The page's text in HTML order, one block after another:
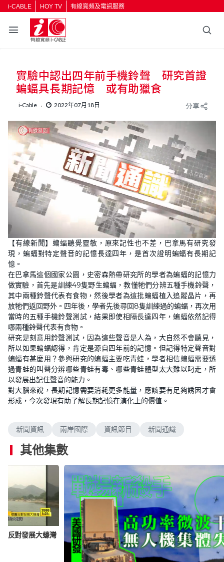
i-CABLE HOY TV 有線寬頻及電訊服務
實驗中認出四年前手機鈴聲 研究首證
蝙蝠具長期記憶 或有助獵食
i-Cable 2022年07月18日 分享
n
m
u
t
o
a
d
e
2
9
.
3
6
%
【有線新聞】蝙蝠聽覺靈敏，原來記性也不差，巴拿馬有研究發
現，蝙蝠對特定聲音的記憶長達四年，是首次證明蝙蝠有長期記
憶。
在巴拿馬這個國家公園，史密森熱帶研究所的學者為蝙蝠的記憶力
做實驗，首先是訓練49隻野生蝙蝠，教懂牠們分辨五種手機鈴聲，
其中兩種鈴聲代表有食物，然後學者為這批蝙蝠植入追蹤晶片，再
放牠們返回野外。四年後，學者先後尋回8隻訓練過的蝙蝠，再次用
當時的五種手機鈴聲測試，結果即使相隔長達四年，蝙蝠依然記得
哪兩種鈴聲代表有食物。
研究是刻意用鈴聲測試，因為這些聲音是人為，大自然不會聽見，
所以如果蝙蝠認得，肯定是源自四年前的記憶。但記得特定聲音對
蝙蝠有甚麼用？參與研究的蝙蝠主要吃青蛙，學者相信蝙蝠需要透
過青蛙的叫聲分辨哪些青蛙有毒、哪些青蛙體型太大難以叼走，所
以發展出記住聲音的能力。
對大腦來說，長期記憶需要消耗更多能量，應該要有足夠誘因才會
形成，今次發現有助了解長期記憶在演化上的價值。
新聞資訊 兩岸國際 資訊節目 新聞通識
其他集數
反對發展大蠔灣